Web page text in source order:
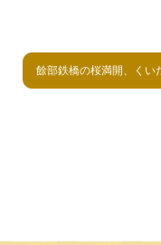
餘部鉄橋の桜満開、くい